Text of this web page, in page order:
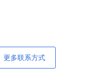
更多联系方式